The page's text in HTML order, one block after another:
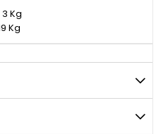
3 Kg
Kg